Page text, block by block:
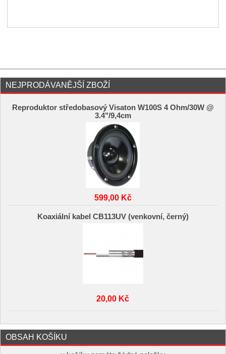
NEJPRODÁVANĚJŠÍ ZBOŽÍ
Reproduktor středobasový Visaton W100S 4 Ohm/30W @
3.4"/9,4cm
599,00 Kč
Koaxiální kabel CB113UV (venkovní, černý)
20,00 Kč
OBSAH KOŠÍKU